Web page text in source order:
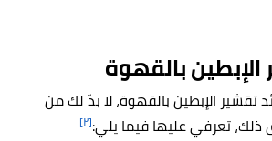
بالقهوة
تقشير الإبطين بالقهوة، لا بدّ لك من
تعرفي عليها فيما يلي:[٢]